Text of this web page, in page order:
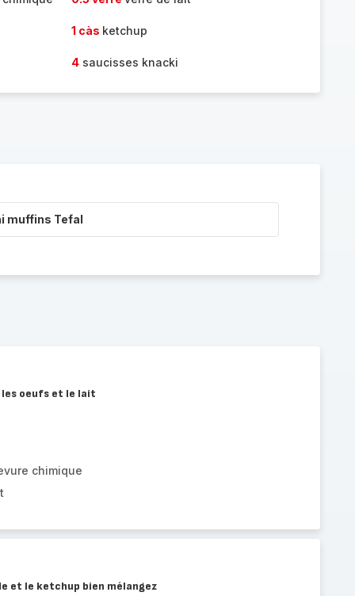
1 càs ketchup
4saucisses knacki
muffins Tefal
les oeufs et le lait
chimique
et le ketchup bien mélangez